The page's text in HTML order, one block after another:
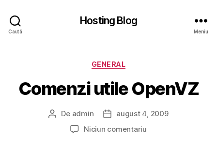
Caută
Hosting Blog
Meniu
Categorii
GENERAL
Comenzi utile OpenVZ
Autor
articol
De admin
Datăaugust 4, 2009
Niciun comentariula